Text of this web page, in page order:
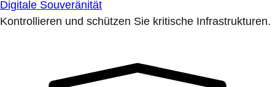
Digitale Souveränität
Kontrollieren und schützen Sie kritische Infrastrukturen.